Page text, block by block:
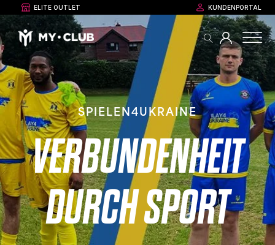
ELITE OUTLET KUNDENPORTAL
SPIELEN4UKRAINE
VERBUNDENHEIT
DURCH SPORT